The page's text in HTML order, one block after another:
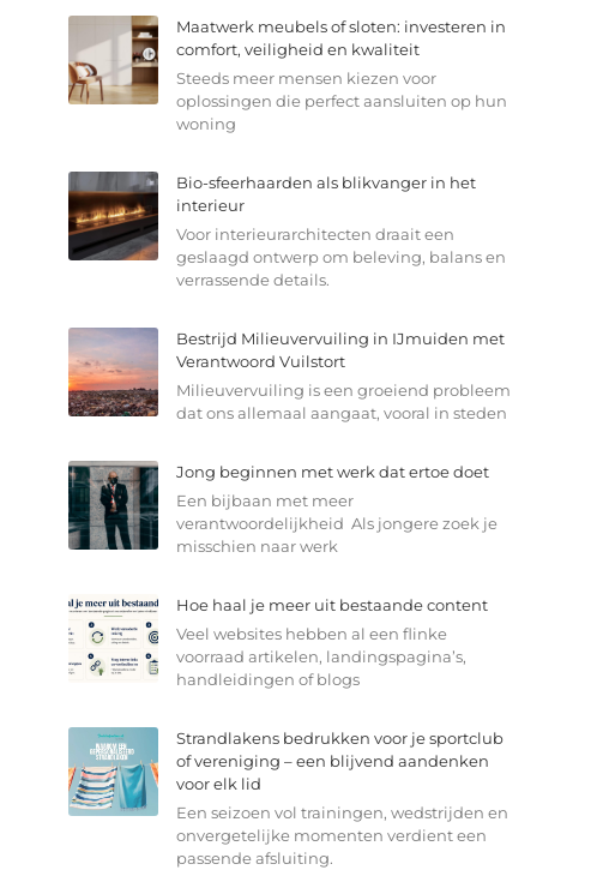
Maatwerk meubels of sloten: investeren in
comfort, veiligheid en kwaliteit
Steeds meer mensen kiezen voor
oplossingen die perfect aansluiten op hun
woning
Bio-sfeerhaarden als blikvanger in het
interieur
Voor interieurarchitecten draait een
geslaagd ontwerp om beleving, balans en
verrassende details.
Bestrijd Milieuvervuiling in IJmuiden met
Verantwoord Vuilstort
Milieuvervuiling is een groeiend probleem
dat ons allemaal aangaat, vooral in steden
Jong beginnen met werk dat ertoe doet
Een bijbaan met meer
verantwoordelijkheid Als jongere zoek je
misschien naar werk
Hoe haal je meer uit bestaande content
Veel websites hebben al een flinke
voorraad artikelen, landingspagina’s,
handleidingen of blogs
Strandlakens bedrukken voor je sportclub
of vereniging – een blijvend aandenken
voor elk lid
Een seizoen vol trainingen, wedstrijden en
onvergetelijke momenten verdient een
passende afsluiting.